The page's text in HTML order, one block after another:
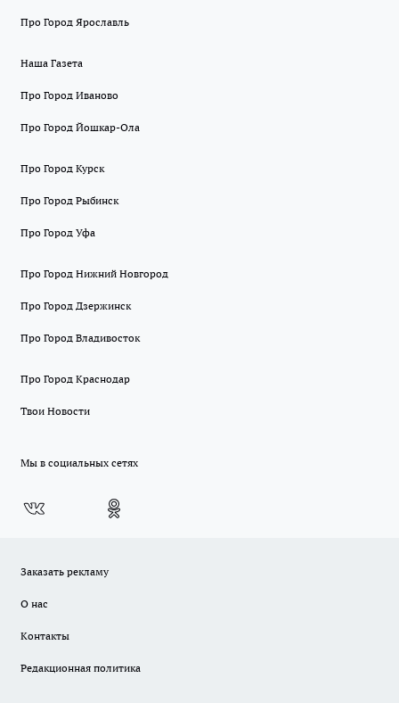
Про Город Ярославль
Наша Газета
Про Город Иваново
Про Город Йошкар-Ола
Про Город Курск
Про Город Рыбинск
Про Город Уфа
Про Город Нижний Новгород
Про Город Дзержинск
Про Город Владивосток
Про Город Краснодар
Твои Новости
Мы в социальных сетях
Заказать рекламу
О нас
Контакты
Редакционная политика